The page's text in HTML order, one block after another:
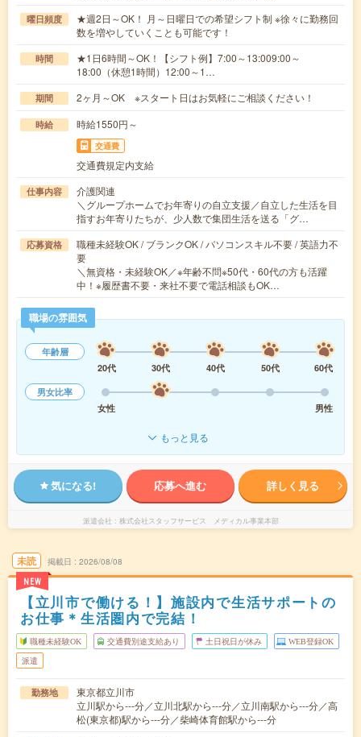
曜日頻度
★週2日～OK！ 月～日曜日での希望シフト制 ※徐々に勤務回
数を増やしていくことも可能です！
時間
★1日6時間～OK！【シフト例】7:00～13:009:00～
18:00（休憩1時間）12:00～1…
期間 2ヶ月～OK ※スタート日はお気軽にご相談ください！
時給 時給1550円～
交通費
交通費規定内支給
仕事内容
介護関連
＼グループホームでお年寄りの自立支援／自立した生活を目
指すお年寄りたちが、少人数で集団生活を送る「グ…
応募資格
職種未経験OK / ブランクOK / パソコンスキル不要 / 英語力不
要
＼無資格・未経験OK／※年齢不問※50代・60代の方も活躍
中！※履歴書不要・来社不要で電話相談もOK…
職場の雰囲気
年齢層
20代
30代 40代 50代
60代
男女比率
女性
男性
もっと見る
気になる! 応募へ進む 詳しく見る
派遣会社 株式会社スタッフサービス メディカル事業本部
未読
NEW
掲載日 2026/08/08
【立川市で働ける！】施設内で生活サポートの
お仕事＊生活圏内で完結！
職種未経験OK 交通費別途支給あり 土日祝日が休み WEB登録OK
派遣
勤務地
東京都立川市
立川駅から---分／立川北駅から---分／立川南駅から---分／高
松(東京都)駅から---分／柴崎体育館駅から---分